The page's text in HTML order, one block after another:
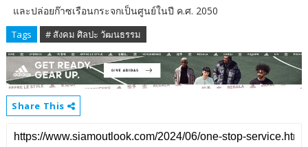
และปล่อยก๊าซเรือนกระจกเป็นศูนย์ในปี ค.ศ. 2050
Tags # สังคม ศิลปะ วัฒนธรรม
Share This